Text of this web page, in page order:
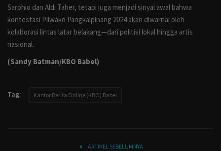
Sarphio dan Aldi Taher, tetapi juga menjadi sinyal awal bahwa
kontestasi Pilwako Pangkalpinang 2024 akan diwarnai oleh
kolaborasi lintas latar belakang—dari politisi lokal hingga artis
nasional.
(Sandy Batman/KBO Babel)
Tag: Kantor Berita Online (KBO) Babel
ARTIKEL SEBELUMNYA